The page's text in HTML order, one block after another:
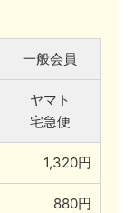
一般会員
ヤマト
宅急便
1,320円
880円